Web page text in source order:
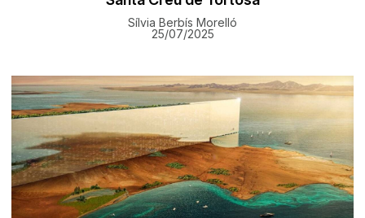
Sílvia Berbís Morelló
25/07/2025